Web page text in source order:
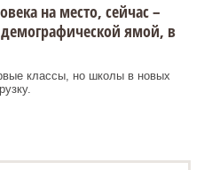
на место, сейчас –
демографической ямой, в
классы, но школы в новых